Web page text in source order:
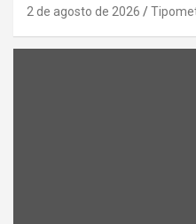
2 de agosto de 2026